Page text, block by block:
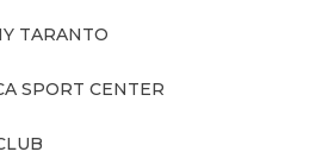
TARANTO
SPORT CENTER